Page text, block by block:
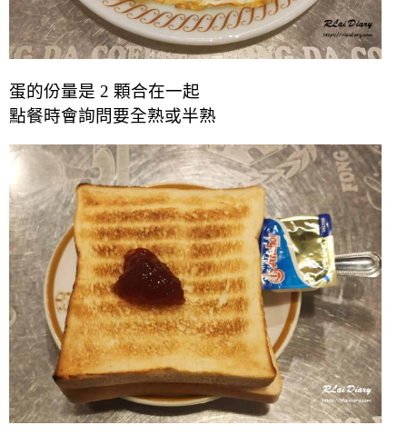
蛋的份量是 2 顆合在一起
點餐時會詢問要全熟或半熟